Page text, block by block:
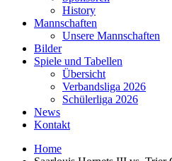
History
Mannschaften
Unsere Mannschaften
Bilder
Spiele und Tabellen
Übersicht
Verbandsliga 2026
Schülerliga 2026
News
Kontakt
Home